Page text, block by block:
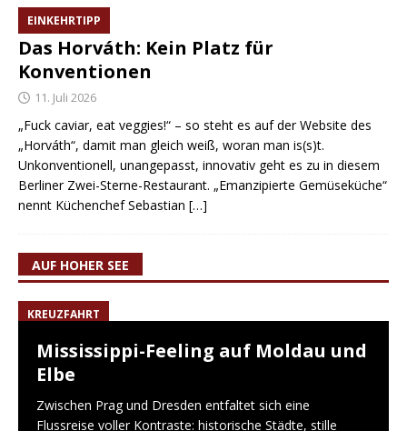
EINKEHRTIPP
Das Horváth: Kein Platz für
Konventionen
11. Juli 2026
„Fuck caviar, eat veggies!“ – so steht es auf der Website des
„Horváth“, damit man gleich weiß, woran man is(s)t.
Unkonventionell, unangepasst, innovativ geht es zu in diesem
Berliner Zwei-Sterne-Restaurant. „Emanzipierte Gemüseküche“
nennt Küchenchef Sebastian […]
AUF HOHER SEE
KREUZFAHRT
Mississippi-Feeling auf Moldau und
Elbe
Zwischen Prag und Dresden entfaltet sich eine
Flussreise voller Kontraste: historische Städte, stille